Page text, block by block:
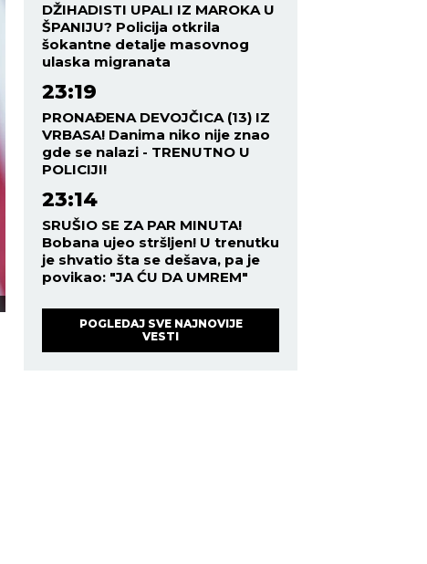
DŽIHADISTI UPALI IZ MAROKA U
ŠPANIJU? Policija otkrila
šokantne detalje masovnog
ulaska migranata
23:19
PRONAĐENA DEVOJČICA (13) IZ
VRBASA! Danima niko nije znao
gde se nalazi - TRENUTNO U
POLICIJI!
23:14
SRUŠIO SE ZA PAR MINUTA!
Bobana ujeo stršljen! U trenutku
je shvatio šta se dešava, pa je
povikao: "JA ĆU DA UMREM"
POGLEDAJ SVE NAJNOVIJE
VESTI